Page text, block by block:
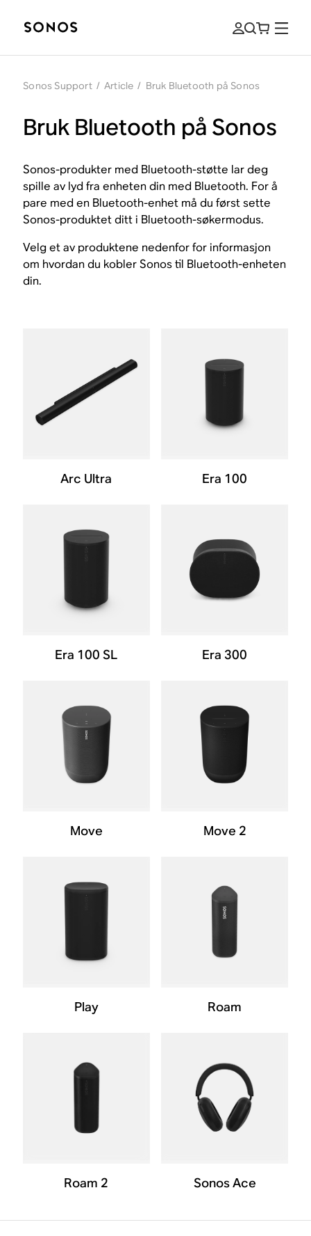
Sonos Support / Article / Bruk Bluetooth på Sonos
Bruk Bluetooth på Sonos
Sonos-produkter med Bluetooth-støtte lar deg
spille av lyd fra enheten din med Bluetooth. For å
pare med en Bluetooth-enhet må du først sette
Sonos-produktet ditt i Bluetooth-søkermodus.
Velg et av produktene nedenfor for informasjon
om hvordan du kobler Sonos til Bluetooth-enheten
din.
Arc Ultra Era 100
Era 100 SL Era 300
Move Move 2
Play Roam
Roam 2 Sonos Ace